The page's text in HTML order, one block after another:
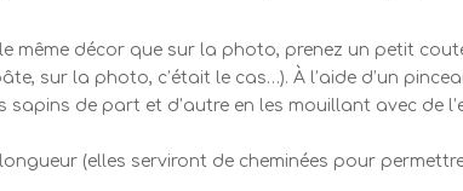
même décor que sur la photo, prenez un petit
sur la photo, c’était le cas…). À l’aide d’un
de part et d’autre en les mouillant avec de
(elles serviront de cheminées pour